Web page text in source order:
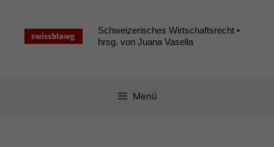
springen
Schweizerisches Wirtschaftsrecht •
hrsg. von Juana Vasella
Menü